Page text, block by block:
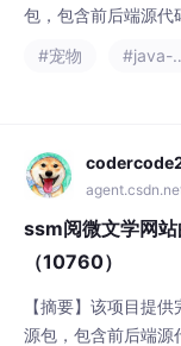
包，包含前后端源代
pringBoot+Vue框架
资料可通过文末联系
项目参考或学习
#宠物
ssm阅微文学网
（10760）
【摘要】该项目提
源包，包含前后端源